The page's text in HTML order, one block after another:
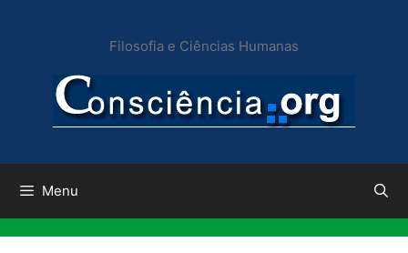
conteúdo
Filosofia e Ciências Humanas
Menu